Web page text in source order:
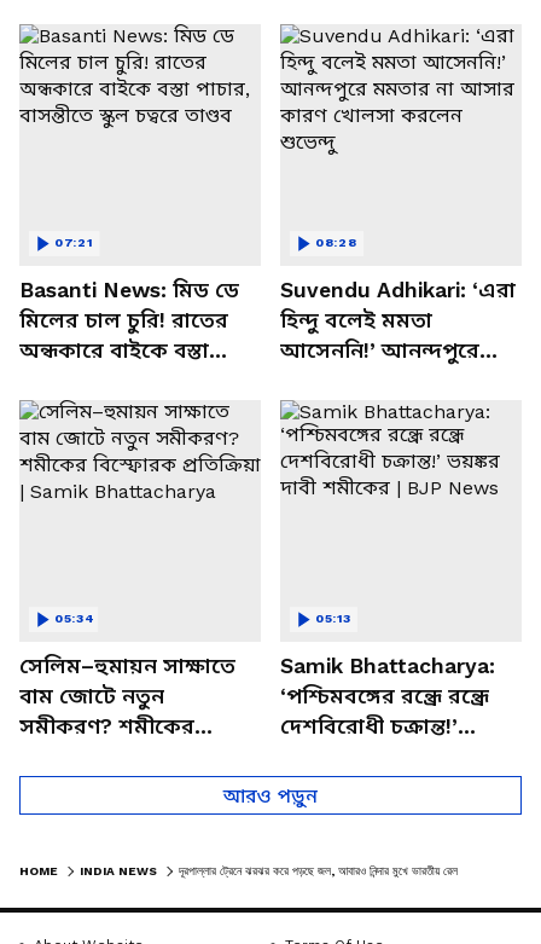
Basanti News: মিড ডে
মিলের চাল চুরি! রাতের
অন্ধকারে বাইকে বস্তা
চত্বরে তাণ্ডব
07:21
Suvendu Adhikari: ‘এরা
হিন্দু বলেই মমতা
আসেননি!’ আনন্দপুরে
খোলসা করলেন শুভেন্দু
08:28
সেলিম–হুমায়ন সাক্ষাতে
বাম জোটে নতুন
সমীকরণ? শমীকের
Samik Bhattacharya
05:34
Samik Bhattacharya:
‘পশ্চিমবঙ্গের রন্ধ্রে রন্ধ্রে
দেশবিরোধী চক্রান্ত!’
BJP News
05:13
আরও পড়ুন
HOME INDIA NEWS দূরপাল্লার ট্রেনে ঝরঝর করে পড়ছে জল, আবারও নিন্দার মুখে ভারতীয় রেল